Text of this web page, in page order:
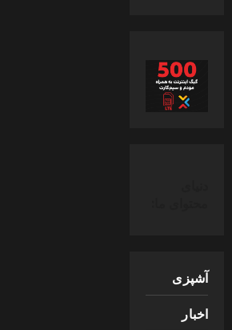
آشپزی
اخبار